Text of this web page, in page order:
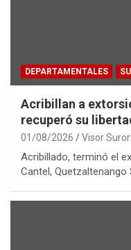
DEPARTAMENTALES
Acribillan a
recuperó su
01/08/2026 Visor
Acribillado, terminó el
Cantel, Quetzaltenango